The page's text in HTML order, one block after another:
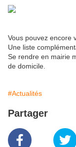
Vous pouvez encore
Une liste
Se rendre en mairie
de domicile.
#Actualités
Partager